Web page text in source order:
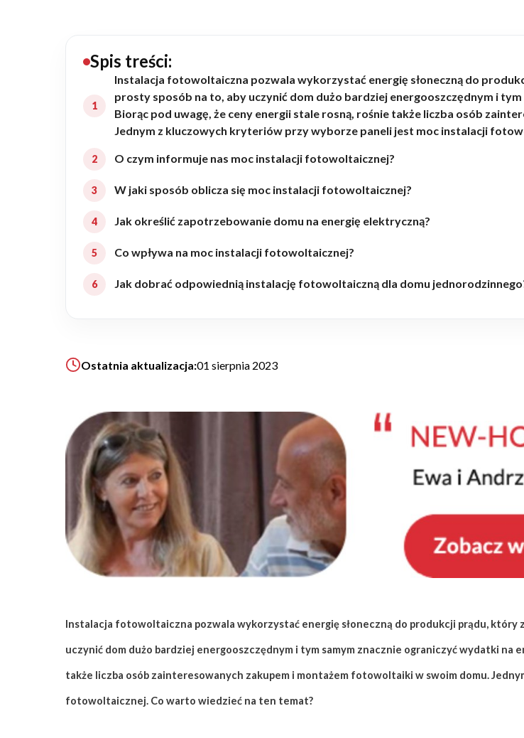
Rezydencje
Rozbudowa
Remonty
Budynki biurowe
Realizacje
Referencje
KALKULATOR BUDOWY
BLOG
O NAS
KONAKT
ZAPISZ SIĘ
Spis treści:
Instalacja fotowoltaiczna pozwala wykorzystać energię słoneczną do
prosty sposób na to, aby uczynić dom dużo bardziej energooszczędnym i
Biorąc pod uwagę, że ceny energii stale rosną, rośnie także liczba osób
Jednym z kluczowych kryteriów przy wyborze paneli jest moc instalacji
O czym informuje nas moc instalacji fotowoltaicznej?
W jaki sposób oblicza się moc instalacji fotowoltaicznej?
Jak określić zapotrzebowanie domu na energię elektryczną?
Co wpływa na moc instalacji fotowoltaicznej?
Jak dobrać odpowiednią instalację fotowoltaiczną dla domu
Ostatnia aktualizacja:01 sierpnia 2023
Instalacja fotowoltaiczna pozwala wykorzystać energię słoneczną do produkcji prądu, który
uczynić dom dużo bardziej energooszczędnym i tym samym znacznie ograniczyć wydatki na
także liczba osób zainteresowanych zakupem i montażem fotowoltaiki w swoim domu.
fotowoltaicznej. Co warto wiedzieć na ten temat?